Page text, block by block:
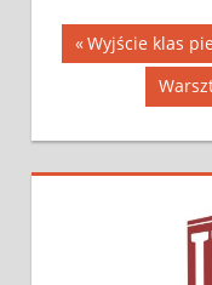
Wyjście klas